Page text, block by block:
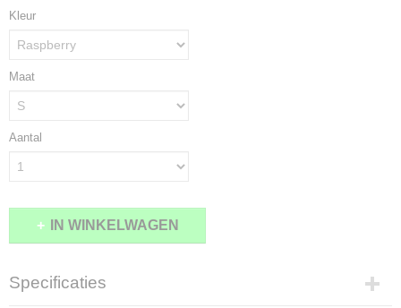
Kleur
Maat
Aantal
IN WINKELWAGEN
Specificaties